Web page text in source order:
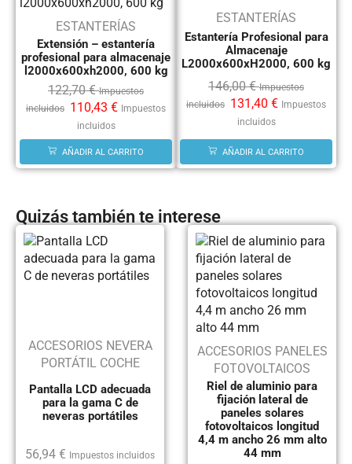
ESTANTERÍAS
Extensión – estantería
profesional para almacenaje
l2000x600xh2000, 600 kg
122,70€ Impuestos
incluidos 110,43 € Impuestos
incluidos
AÑADIR AL CARRITO
ESTANTERÍAS
Estantería Profesional para
Almacenaje
L2000x600xH2000, 600 kg
146,00€ Impuestos
incluidos 131,40 € Impuestos
incluidos
AÑADIR AL CARRITO
Quizás también te interese
ACCESORIOS NEVERA
PORTÁTIL COCHE
Pantalla LCD adecuada
para la gama C de
neveras portátiles
56,94 € Impuestos incluidos
ACCESORIOS PANELES
FOTOVOLTAICOS
Riel de aluminio para
fijación lateral de
paneles solares
fotovoltaicos longitud
4,4 m ancho 26 mm alto
44 mm